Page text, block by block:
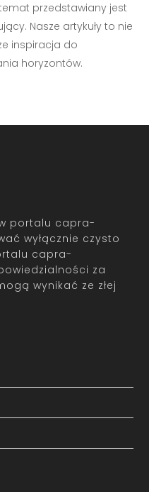
przedstawiany jest
Nasze artykuły to nie
inspiracja do
horyzontów.
portalu capra-
wyłącznie czysto
capra-
za
wynikać ze złej